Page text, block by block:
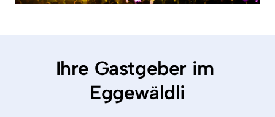
Ihre Gastgeber im
Eggewäldli